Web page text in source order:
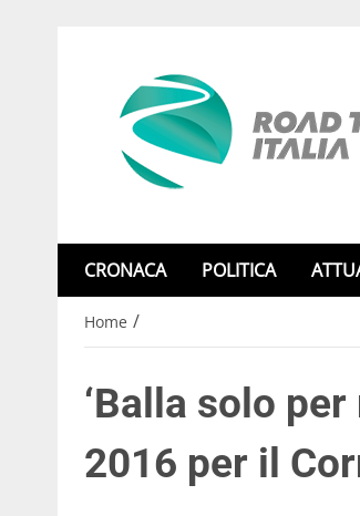
CRONACA POLITICA
Home /
‘Balla solo
2016 per il